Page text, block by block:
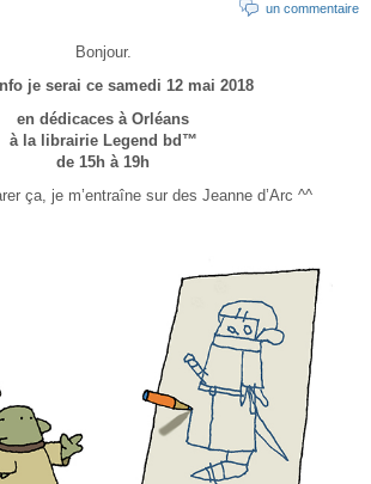
un commentaire
Bonjour.
je serai ce samedi 12 mai 2018
en dédicaces à Orléans
à la librairie Legend bd™
de 15h à 19h
ça, je m’entraîne sur des Jeanne d’Arc ^^